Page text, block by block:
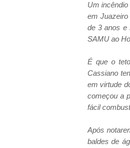
Um
em Juazeiro
de 3 anos e
SAMU ao
É que o
Cassiano
em virtude
começou a
fácil
Após
baldes de